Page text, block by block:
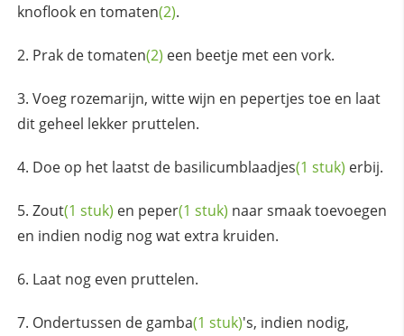
knoflook en tomaten(2).
Prak detomaten(2) een beetje met een vork.
Voeg rozemarijn, witte wijn en pepertjes toe en laat
dit geheel lekker pruttelen.
Doe op het laatst de basilicumblaadjes(1 stuk) erbij.
Zout(1 stuk) en peper(1 stuk) naar smaak toevoegen
en indien nodig nog wat extra kruiden.
Laat nog even pruttelen.
Ondertussen de gamba(1 stuk)'s, indien nodig,